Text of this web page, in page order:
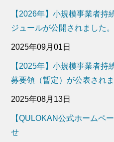
【2026年】小規模事業者持
ジュールが公開されました。
2025年09月01日
【2025年】小規模事業者
募要領（暫定）が公表され
2025年08月13日
【QULOKAN公式ホームペ
せ